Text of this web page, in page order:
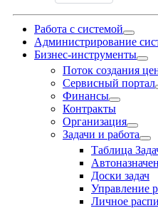
Работа с системой
Администрирование
Бизнес-инструменты
Поток создания
Сервисный портал
Финансы
Контракты
Организация
Задачи и работа
Таблица
Доски задач
Управление
Личное